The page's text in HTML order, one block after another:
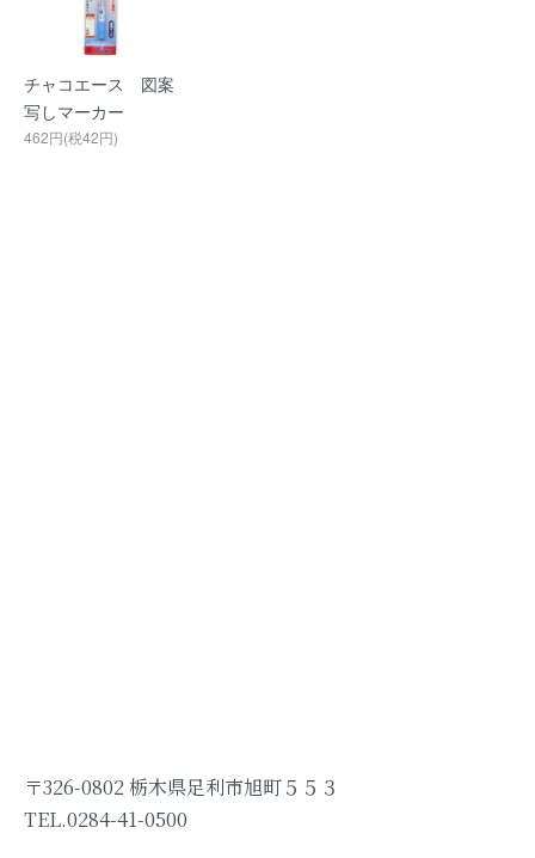
チャコエース 図案
写しマーカー
462円(税42円)
〒326-0802 栃木県足利市旭町５５３
TEL.0284-41-0500